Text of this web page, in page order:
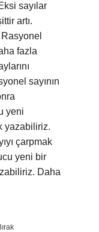
sayılar
artı.
Rasyonel
fazla
sayının
yeni
yazabiliriz.
çarpmak
yeni bir
Daha